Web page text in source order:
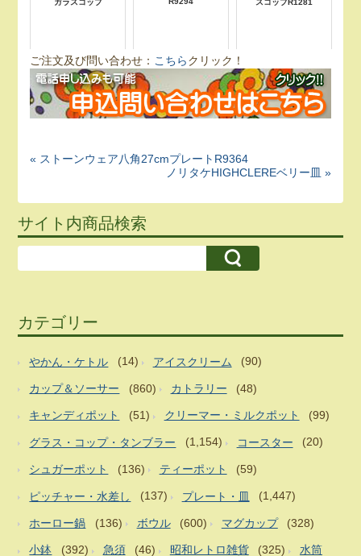
ガラスコップ
スコップR1281
ご注文及び問い合わせ： こちらクリック！
« ストーンウェア八角27cmプレートR9364
ノリタケHIGHCLEREベリー皿 »
サイト内商品検索
カテゴリー
やかん・ケトル (14) アイスクリーム (90)
カップ＆ソーサー (860) カトラリー (48)
キャンディポット (51) クリーマー・ミルクポット (99)
グラス・コップ・タンブラー (1,154) コースター (20)
シュガーポット (136) ティーポット (59)
ピッチャー・水差し (137) プレート・皿 (1,447)
ホーロー鍋 (136) ボウル (600) マグカップ (328)
小鉢 (392) 急須 (46) 昭和レトロ雑貨 (325) 水筒